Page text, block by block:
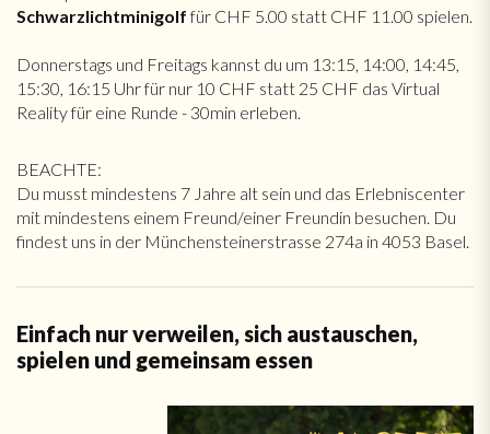
Schwarzlichtminigolffür CHF 5.00 statt CHF 11.00 spielen.
Donnerstags und Freitags kannst du um 13:15, 14:00, 14:45,
15:30, 16:15 Uhr für nur 10 CHF statt 25 CHF das Virtual
Reality für eine Runde - 30min erleben.
BEACHTE:
Du musst mindestens 7 Jahre alt sein und das Erlebniscenter
mit mindestens einem Freund/einer Freundin besuchen. Du
findest uns in der Münchensteinerstrasse 274a in 4053 Basel.
Einfach nur verweilen, sich austauschen,
spielen und gemeinsam essen